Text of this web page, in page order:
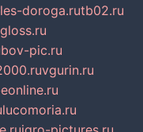
doroga.rutb02.ru
pic.ru
vgurin.ru
lucomoria.ru